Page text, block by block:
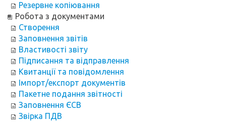
Резервне копіювання
Робота з документами
Створення
Заповнення звітів
Властивості звіту
Підписання та відправлення
Квитанції та повідомлення
Імпорт/експорт документів
Пакетне подання звітності
Заповнення ЄСВ
Звірка ПДВ